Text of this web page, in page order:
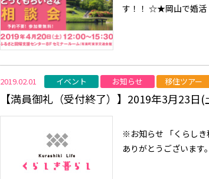
す！！ ☆★岡山で婚活
2019.02.01 イベント お知らせ 移住ツアー
【満員御礼（受付終了）】2019年3月23
※お知らせ 「くらしき
ありがとうございます